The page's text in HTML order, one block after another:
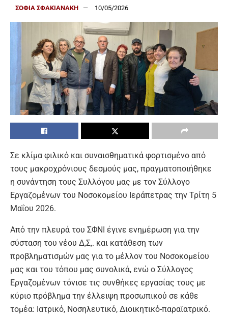
ΣΟΦΙΑ ΣΦΑΚΙΑΝΑΚΗ 10/05/2026
Σε κλίμα φιλικό και συναισθηματικά φορτισμένο από
τους μακροχρόνιους δεσμούς μας, πραγματοποιήθηκε
η συνάντηση τους Συλλόγου μας με τον Σύλλογο
Εργαζομένων του Νοσοκομείου Ιεράπετρας την Τρίτη 5
Μαΐου 2026.
Από την πλευρά του ΣΦΝΙ έγινε ενημέρωση για την
σύσταση του νέου Δ,Σ,. και κατάθεση των
προβληματισμών μας για το μέλλον του Νοσοκομείου
μας και του τόπου μας συνολικά, ενώ ο Σύλλογος
Εργαζομένων τόνισε τις συνθήκες εργασίας τους με
κύριο πρόβλημα την έλλειψη προσωπικού σε κάθε
τομέα: Ιατρικό, Νοσηλευτικό, Διοικητικό-παραϊατρικό.